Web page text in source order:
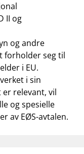
II og
og andre
forholder seg til
i EU.
i sin
relevant, vil
og spesielle
av EØS-avtalen.